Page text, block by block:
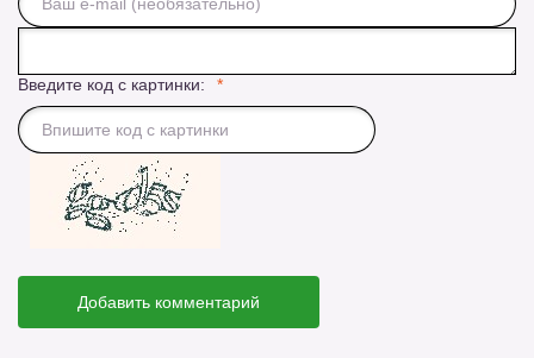
Введите код с картинки:
Добавить комментарий